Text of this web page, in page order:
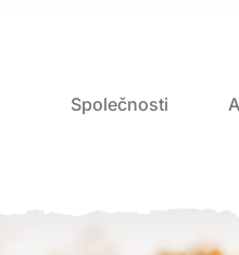
Společnosti